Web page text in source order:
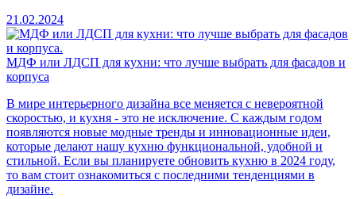
21.02.2024
МДФ или ЛДСП для кухни: что лучше выбрать для фасадов и
корпуса
В мире интерьерного дизайна все меняется с невероятной
скоростью, и кухня - это не исключение. С каждым годом
появляются новые модные тренды и инновационные идеи,
которые делают нашу кухню функциональной, удобной и
стильной. Если вы планируете обновить кухню в 2024 году,
то вам стоит ознакомиться с последними тенденциями в
дизайне.